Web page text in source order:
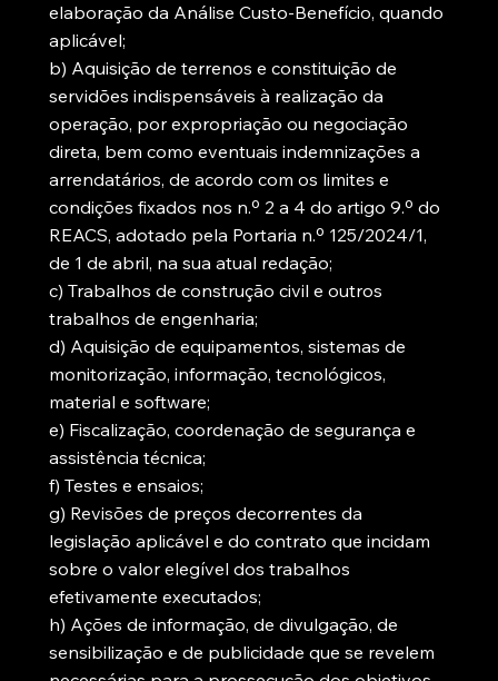
elaboração da Análise Custo-Benefício, quando
aplicável;
b) Aquisição de terrenos e constituição de
servidões indispensáveis à realização da
operação, por expropriação ou negociação
direta, bem como eventuais indemnizações a
arrendatários, de acordo com os limites e
condições fixados nos n.º 2 a 4 do artigo 9.º do
REACS, adotado pela Portaria n.º 125/2024/1,
de 1 de abril, na sua atual redação;
c) Trabalhos de construção civil e outros
trabalhos de engenharia;
d) Aquisição de equipamentos, sistemas de
monitorização, informação, tecnológicos,
material e software;
e) Fiscalização, coordenação de segurança e
assistência técnica;
f) Testes e ensaios;
g) Revisões de preços decorrentes da
legislação aplicável e do contrato que incidam
sobre o valor elegível dos trabalhos
efetivamente executados;
h) Ações de informação, de divulgação, de
sensibilização e de publicidade que se revelem